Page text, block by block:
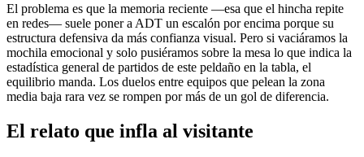
El problema es que la memoria reciente —esa que el hincha repite
en redes— suele poner a ADT un escalón por encima porque su
estructura defensiva da más confianza visual. Pero si vaciáramos la
mochila emocional y solo pusiéramos sobre la mesa lo que indica la
estadística general de partidos de este peldaño en la tabla, el
equilibrio manda. Los duelos entre equipos que pelean la zona
media baja rara vez se rompen por más de un gol de diferencia.
El relato que infla al visitante